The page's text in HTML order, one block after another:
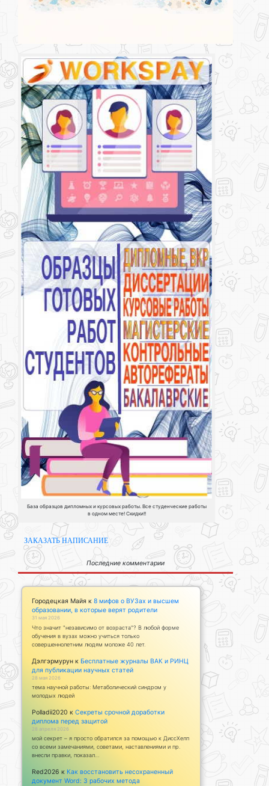
База образцов дипломных и курсовых работы. Все студенческие работы
в одном месте! Скидки!!
ЗАКАЗАТЬ НАПИСАНИЕ
Последние комментарии
Городецкая Майя к 8 мифов о ВУЗах и высшем
образовании, в которые верят родители
31 мая 2026
Что значит "независимо от возраста"? В любой форме
обучения в вузах можно учиться только
совершеннолетним людям моложе 40 лет.
Дэлгэрмурун к Бесплатные журналы ВАК и РИНЦ
для публикации научных статей
28 мая 2026
тема научной работы: Метаболический синдром у
молодых людей
Polladii2020 к Секреты срочной доработки
диплома перед защитой
28 апреля 2026
мой секрет – я просто обратился за помощью к ДиссХелп
со всеми замечаниями, советами, наставлениями и пр.
внесли правки, показал…
Red2026 к Как восстановить несохраненный
документ Word: 3 рабочих метода